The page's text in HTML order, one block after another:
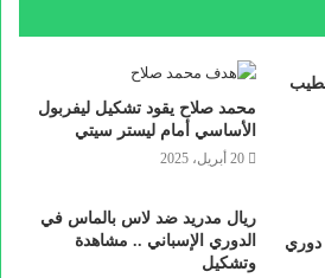
محمد صلاح يقود تشكيل ليفربول
الأساسي أمام ليستر سيتي
20 أبريل، 2025
دوري
ريال مدريد ضد لاس بالماس في
الدوري الإسباني .. مشاهدة
وتشكيل